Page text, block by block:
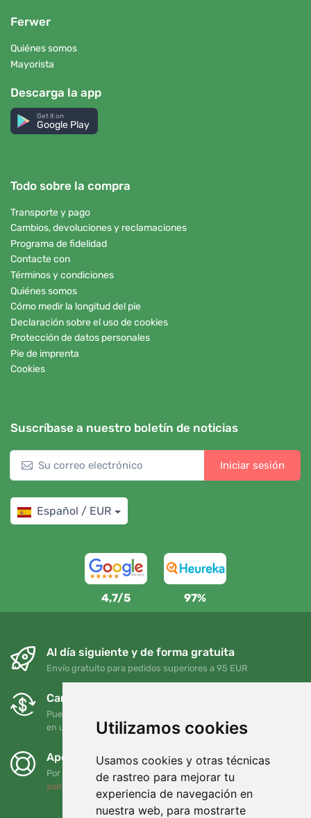
Utilizamos cookies
Usamos cookies y otras técnicas
de rastreo para mejorar tu
experiencia de navegación en
nuestra web, para mostrarte
Ferwer
Quiénes somos
Mayorista
Descarga la app
Get it on
Google Play
Todo sobre la compra
Transporte y pago
Cambios, devoluciones y reclamaciones
Programa de fidelidad
Contacte con
Términos y condiciones
Quiénes somos
Cómo medir la longitud del pie
Declaración sobre el uso de cookies
Protección de datos personales
Pie de imprenta
Cookies
Suscríbase a nuestro boletín de noticias
Iniciar sesión
Español / EUR
4,7/5 97%
Al día siguiente y de forma gratuita
Envío gratuito para pedidos superiores a 95 EUR
Cambios y devoluciones gratuitos
Puede devolver o cambiar su pedido en cualquier momento
en un plazo de 90 días
Apoyamos a Trees.org
Por cada pedido plantamos un árbol. Leer más
somos